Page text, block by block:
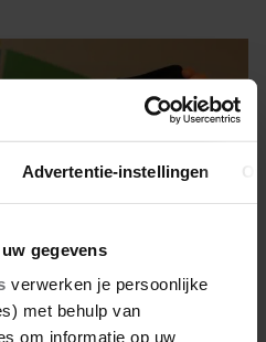
Advertentie-instellingen
gegevens
verwerken je persoonlijke
met behulp van
om informatie op uw